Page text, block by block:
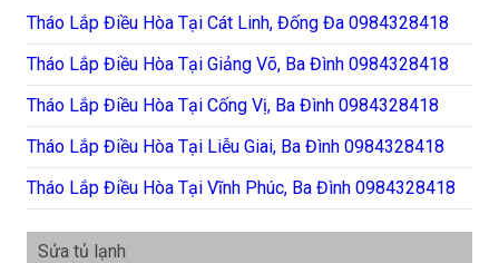
Tháo Lắp Điều Hòa Tại Cát Linh, Đống Đa 0984328418
Tháo Lắp Điều Hòa Tại Giảng Võ, Ba Đình 0984328418
Tháo Lắp Điều Hòa Tại Cống Vị, Ba Đình 0984328418
Tháo Lắp Điều Hòa Tại Liễu Giai, Ba Đình 0984328418
Tháo Lắp Điều Hòa Tại Vĩnh Phúc, Ba Đình 0984328418
Sửa tủ lạnh